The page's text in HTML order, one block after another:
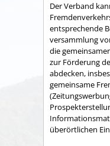
Der Verband
entsprechende
versammlung
die
zur Förderung
abdecken,
gemeinsame
überörtlichen